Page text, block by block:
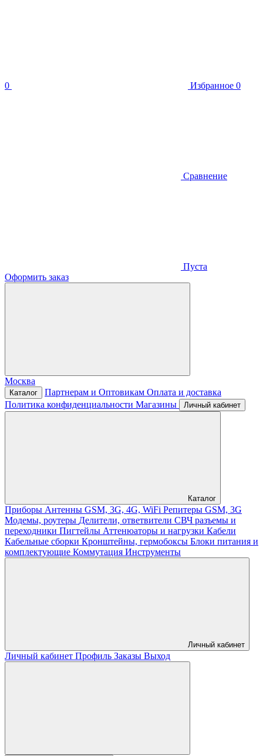
0 Избранное 0
Сравнение
Пуста
Оформить заказ
Москва
Каталог Партнерам и Оптовикам Оплата и доставка
Политика конфиденциальности Магазины Личный кабинет
Каталог
Приборы Антенны GSM, 3G, 4G, WiFi Репитеры GSM, 3G
Модемы, роутеры Делители, ответвители СВЧ разъемы и
переходники Пигтейлы Аттенюаторы и нагрузки Кабели
Кабельные сборки Кронштейны, гермобоксы Блоки питания и
комплектующие Коммутация Инструменты
Личный кабинет
Личный кабинет Профиль Заказы Выход